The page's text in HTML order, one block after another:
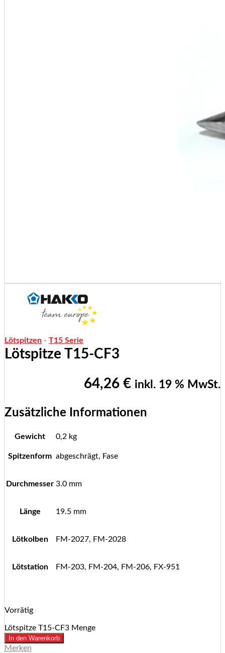
Lötspitzen - T15 Serie
Lötspitze T15-CF3
64,26 € inkl. 19 % MwSt.
Zusätzliche Informationen
Gewicht 0,2 kg
Spitzenform abgeschrägt, Fase
Durchmesser 3.0 mm
Länge 19.5 mm
Lötkolben FM-2027, FM-2028
Lötstation FM-203, FM-204, FM-206, FX-951
Vorrätig
Lötspitze T15-CF3 Menge
In den Warenkorb
Merken